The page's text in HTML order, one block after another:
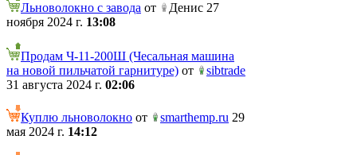
Льноволокно с завода от
Денис 27
ноября 2024 г. 13:08
Продам Ч-11-200Ш (Чесальная машина
на новой пильчатой гарнитуре) от
sibtrade
31 августа 2024 г. 02:06
Куплю льноволокно от smarthemp.ru 29
мая 2024 г. 14:12